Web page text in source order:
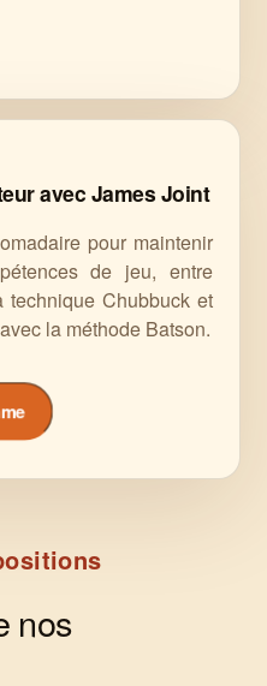
avec James Joint
pour maintenir
de jeu, entre
Chubbuck et
la méthode Batson.
nos